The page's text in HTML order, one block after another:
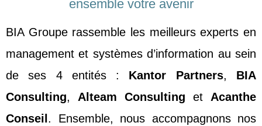
ensemble votre avenir
BIA Groupe rassemble les meilleurs experts en
management et systèmes d’information au sein
de ses 4 entités : Kantor Partners, BIA
Consulting, Alteam Consulting et Acanthe
Conseil . Ensemble, nous accompagnons nos